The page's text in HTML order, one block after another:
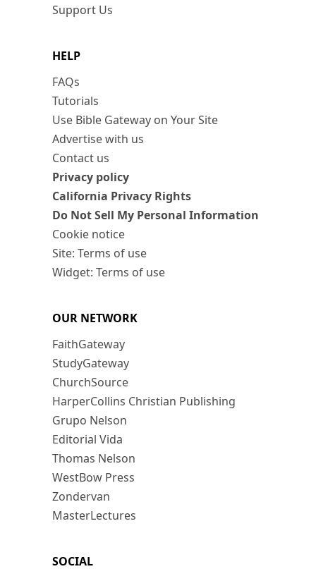
Support Us
HELP
FAQs
Tutorials
Use Bible Gateway on Your Site
Advertise with us
Contact us
Privacy policy
California Privacy Rights
Do Not Sell My Personal Information
Cookie notice
Site: Terms of use
Widget: Terms of use
OUR NETWORK
FaithGateway
StudyGateway
ChurchSource
HarperCollins Christian Publishing
Grupo Nelson
Editorial Vida
Thomas Nelson
WestBow Press
Zondervan
MasterLectures
SOCIAL